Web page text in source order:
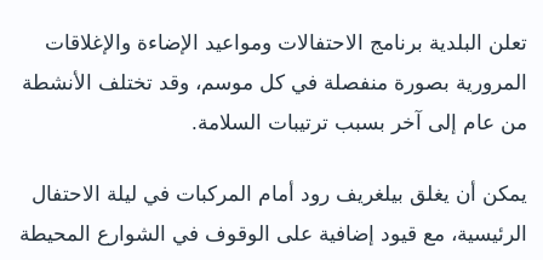
تعلن البلدية برنامج الاحتفالات ومواعيد الإضاءة والإغلاقات
المرورية بصورة منفصلة في كل موسم، وقد تختلف الأنشطة
من عام إلى آخر بسبب ترتيبات السلامة.
يمكن أن يغلق بيلغريف رود أمام المركبات في ليلة الاحتفال
الرئيسية، مع قيود إضافية على الوقوف في الشوارع المحيطة